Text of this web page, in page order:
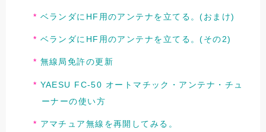
ベランダにHF用のアンテナを立てる。(おまけ)
ベランダにHF用のアンテナを立てる。(その2)
無線局免許の更新
YAESU FC-50 オートマチック・アンテナ・チュ
ーナーの使い方
アマチュア無線を再開してみる。